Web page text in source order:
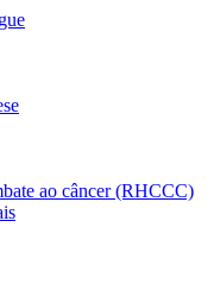
ao câncer (RHCCC)